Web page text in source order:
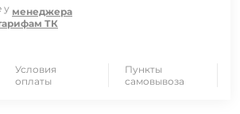
у менеджера
ТК
Условия
оплаты
Пункты
самовывоза